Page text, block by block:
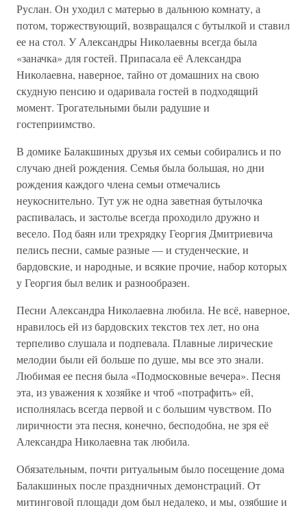
Руслан. Он уходил с матерью в дальнюю комнату, а
потом, торжествующий, возвращался с бутылкой и ставил
ее на стол. У Александры Николаевны всегда была
«заначка» для гостей. Припасала её Александра
Николаевна, наверное, тайно от домашних на свою
скудную пенсию и одаривала гостей в подходящий
момент. Трогательными были радушие и
гостеприимство.
В домике Балакшиных друзья их семьи собирались и по
случаю дней рождения. Семья была большая, но дни
рождения каждого члена семьи отмечались
неукоснительно. Тут уж не одна заветная бутылочка
распивалась, и застолье всегда проходило дружно и
весело. Под баян или трехрядку Георгия Дмитриевича
пелись песни, самые разные — и студенческие, и
бардовские, и народные, и всякие прочие, набор которых
у Георгия был велик и разнообразен.
Песни Александра Николаевна любила. Не всё, наверное,
нравилось ей из бардовских текстов тех лет, но она
терпеливо слушала и подпевала. Плавные лирические
мелодии были ей больше по душе, мы все это знали.
Любимая ее песня была «Подмосковные вечера». Песня
эта, из уважения к хозяйке и чтоб «потрафить» ей,
исполнялась всегда первой и с большим чувством. По
лиричности эта песня, конечно, бесподобна, не зря её
Александра Николаевна так любила.
Обязательным, почти ритуальным было посещение дома
Балакшиных после праздничных демонстраций. От
митинговой площади дом был недалеко, и мы, озябшие и